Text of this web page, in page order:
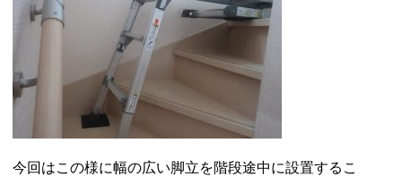
今回はこの様に幅の広い脚立を階段途中に設置するこ